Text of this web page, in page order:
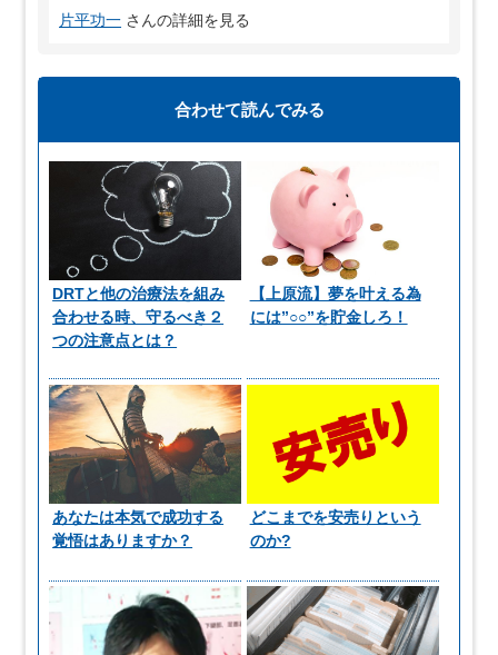
片平功一 さんの詳細を見る
合わせて読んでみる
DRTと他の治療法を組み
合わせる時、守るべき２
つの注意点とは？
【上原流】夢を叶える為
には”○○”を貯金しろ！
あなたは本気で成功する
覚悟はありますか？
どこまでを安売りという
のか?